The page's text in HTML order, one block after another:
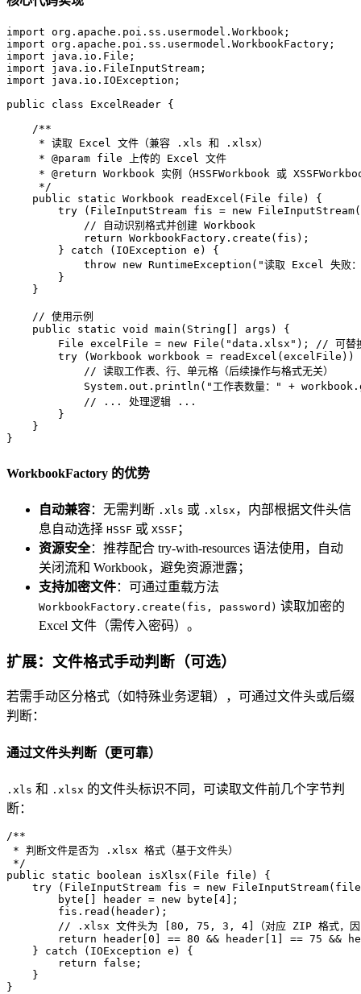
import
import
import
import
import java.io.IOException;
public
class ExcelReader {
/**
     * 读取 Excel 文件（兼容 .xls 和 .xlsx）
     *
@param file 上传的 Excel 文件
     *
@return Workbook 实例（HSSFWorkbook 或
     */
public
static Workbook readExcel (File file)
{
try ( FileInputStream fis = new FileInputStream
// 自动识别格式并创建 Workbook
return WorkbookFactory.create(fis);
        }
catch (IOException e) {
throw new RuntimeException ( "读取 Excel 失败
        }
    }
// 使用示例
public
static void main (String[] args)
{
File excelFile = new File ( "data.xlsx" ); // 可
try ( Workbook workbook =
// 读取工作表、行、单元格（后续操作与格式无关）
            System.out.println(
"工作表数量："
+
// ... 处理逻辑 ...
        }
    }
}
WorkbookFactory 的优势
自动兼容：无需判断 .xls 或 .xlsx ，内部根据文件头信
息自动选择 HSSF 或 XSSF ；
资源安全：推荐配合 try-with-resources 语法使用，自动
关闭流和 Workbook，避免资源泄露；
支持加密文件：可通过重载方法
WorkbookFactory.create(fis, password) 读取加密的
Excel 文件（需传入密码）。
扩展：文件格式手动判断（可选）
若需手动区分格式（如特殊业务逻辑），可通过文件头或后缀
判断：
通过文件头判断（更可靠）
.xls 和 .xlsx 的文件头标识不同，可读取文件前几个字节判
断：
/**
* 判断文件是否为 .xlsx 格式（基于文件头）
*/
public
static boolean isXlsx (File file)
{
try ( FileInputStream fis = new FileInputStream
byte [] header = new byte 4 ];
        fis.read(header);
// .xlsx 文件头为 [80, 75, 3, 4]（对应 ZIP 格式，
return header[ 0 ] == 80 && header[ 1 ] == 75 &&
    }
catch (IOException e) {
return
false ;
    }
}